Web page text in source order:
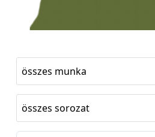
összes munka
összes sorozat